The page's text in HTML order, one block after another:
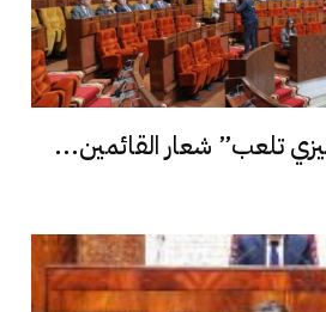
تلعب” شعار القائمين...